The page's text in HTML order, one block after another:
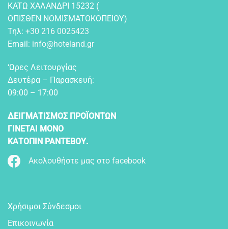
KATΩ XAΛANΔPI 15232 (
OΠIΣΘEN NOMIΣMATOKOΠEIOY)
Τηλ: +30 216 0025423
Email: info@hoteland.gr
‘Ωρες Λειτουργίας
Δευτέρα – Παρασκευή:
09:00 – 17:00
ΔΕΙΓΜΑΤΙΣΜΟΣ ΠΡΟΪΟΝΤΩΝ
ΓΙΝΕΤΑΙ ΜΟΝΟ
ΚΑΤΟΠΙΝ ΡΑΝΤΕΒΟΥ.
Ακολουθήστε μας στο facebook
Χρήσιμοι Σύνδεσμοι
Επικοινωνία